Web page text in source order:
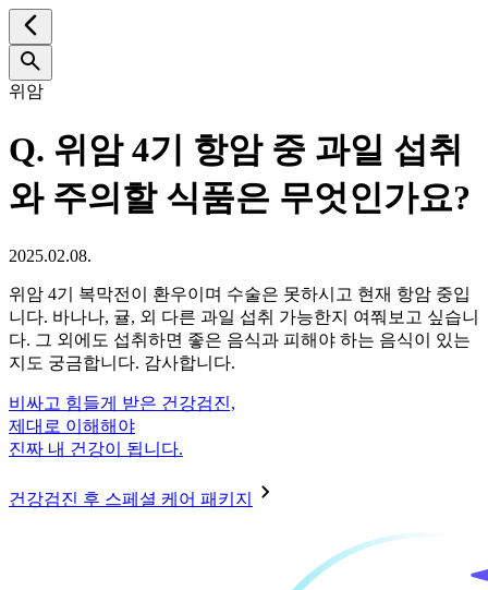
위암
Q. 위암 4기 항암 중 과일 섭취
와 주의할 식품은 무엇인가요?
2025.02.08.
위암 4기 복막전이 환우이며 수술은 못하시고 현재 항암 중입
니다. 바나나, 귤, 외 다른 과일 섭취 가능한지 여쭤보고 싶습니
다. 그 외에도 섭취하면 좋은 음식과 피해야 하는 음식이 있는
지도 궁금합니다. 감사합니다.
비싸고 힘들게 받은 건강검진,
제대로 이해해야
진짜 내 건강이 됩니다.
건강검진 후 스페셜 케어 패키지